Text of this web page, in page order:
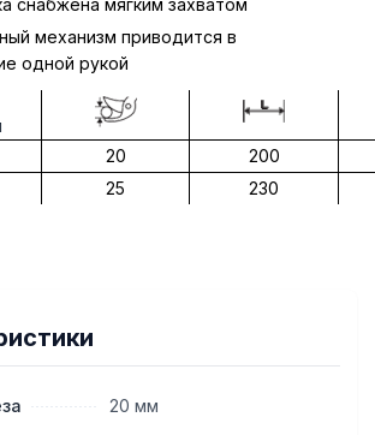
снабжена мягким захватом
механизм приводится в
одной рукой
20
200
25 230
20 мм